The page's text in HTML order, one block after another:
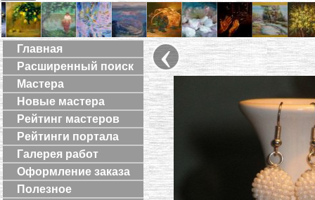
Главная
Расширенный поиск
Мастера
Новые мастера
Рейтинг мастеров
Рейтинги портала
Галерея работ
Оформление заказа
Полезное
‹